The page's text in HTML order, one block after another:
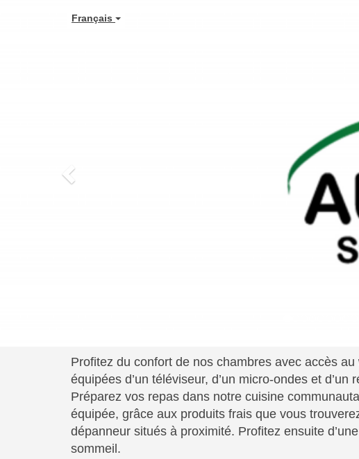
Français
Profitez du confort de nos chambres avec accès au
équipées d’un téléviseur, d’un micro-ondes et d’un
Préparez vos repas dans notre cuisine
équipée, grâce aux produits frais que vous
dépanneur situés à proximité. Profitez ensuite
sommeil.